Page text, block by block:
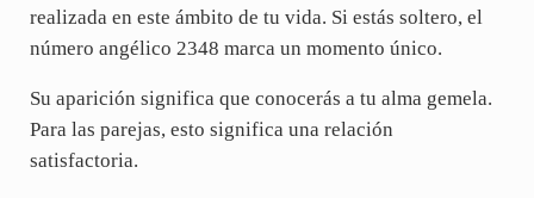
realizada en este ámbito de tu vida. Si estás soltero, el
número angélico 2348 marca un momento único.
Su aparición significa que conocerás a tu alma gemela.
Para las parejas, esto significa una relación
satisfactoria.